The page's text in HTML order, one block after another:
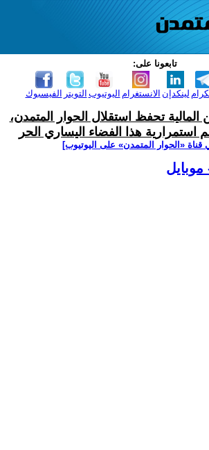
تابعونا على:
الفيسبوك التويتر اليوتيوب الانستغرام لينكدإن
المالية تحفظ استقلال الحوار المتمدن،
هذا الفضاء اليساري الحر
‫«الحوار المتمدن» على اليوتيوب]
موبايل